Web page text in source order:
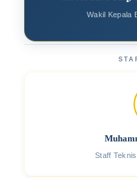
Wakil Kepala
Staff